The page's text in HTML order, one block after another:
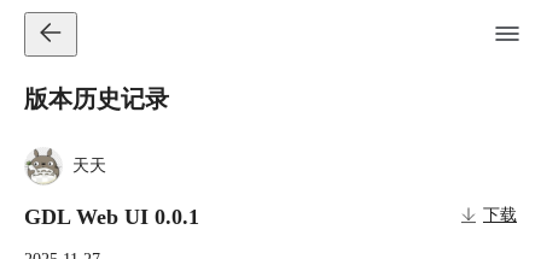
版本历史记录
天天
GDL Web UI 0.0.1 下载